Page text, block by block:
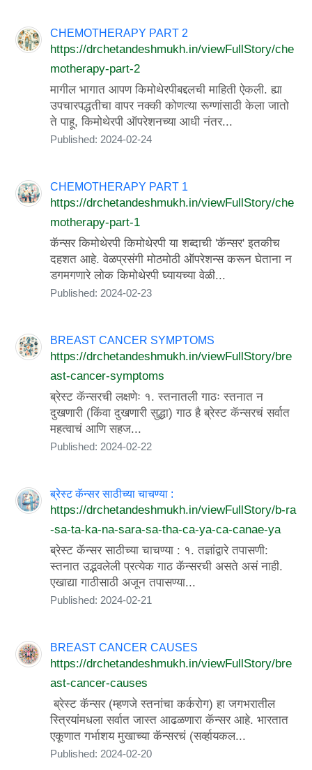
CHEMOTHERAPY PART 2
https://drchetandeshmukh.in/viewFullStory/che
motherapy-part-2
मागील भागात आपण किमोथेरपीबद्दलची माहिती ऐकली. ह्या
उपचारपद्धतीचा वापर नक्की कोणत्या रूग्णांसाठी केला जातो
ते पाहू, किमोथेरपी ऑपरेशनच्या आधी नंतर...
Published: 2024-02-24
CHEMOTHERAPY PART 1
https://drchetandeshmukh.in/viewFullStory/che
motherapy-part-1
कॅन्सर किमोथेरपी किमोथेरपी या शब्दाची 'कॅन्सर' इतकीच
दहशत आहे. वेळप्रसंगी मोठमोठी ऑपरेशन्स करून घेताना न
डगमगणारे लोक किमोथेरपी घ्यायच्या वेळी...
Published: 2024-02-23
BREAST CANCER SYMPTOMS
https://drchetandeshmukh.in/viewFullStory/bre
ast-cancer-symptoms
ब्रेस्ट कॅन्सरची लक्षणेः १. स्तनातली गाठः स्तनात न
दुखणारी (किंवा दुखणारी सुद्धा) गाठ है ब्रेस्ट कॅन्सरचं सर्वात
महत्वाचं आणि सहज...
Published: 2024-02-22
ब्रेस्ट कॅन्सर साठीच्या चाचण्या :
https://drchetandeshmukh.in/viewFullStory/b-ra
-sa-ta-ka-na-sara-sa-tha-ca-ya-ca-canae-ya
ब्रेस्ट कॅन्सर साठीच्या चाचण्या : १. तज्ञांद्वारे तपासणी:
स्तनात उद्भवलेली प्रत्येक गाठ कॅन्सरची असते असं नाही.
एखाद्या गाठीसाठी अजून तपासण्या...
Published: 2024-02-21
BREAST CANCER CAUSES
https://drchetandeshmukh.in/viewFullStory/bre
ast-cancer-causes
ब्रेस्ट कॅन्सर (म्हणजे स्तनांचा कर्करोग) हा जगभरातील
स्त्रियांमधला सर्वात जास्त आढळणारा कॅन्सर आहे. भारतात
एकूणात गर्भाशय मुखाच्या कॅन्सरचं (सर्व्हायकल...
Published: 2024-02-20